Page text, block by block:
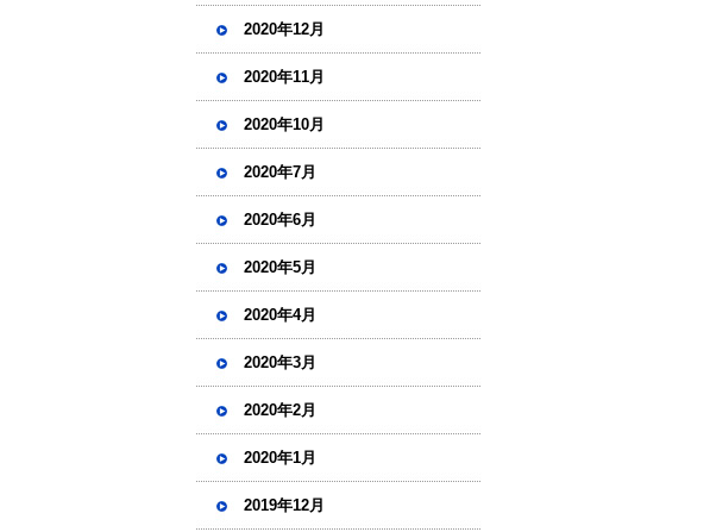
2020年12月
2020年11月
2020年10月
2020年7月
2020年6月
2020年5月
2020年4月
2020年3月
2020年2月
2020年1月
2019年12月